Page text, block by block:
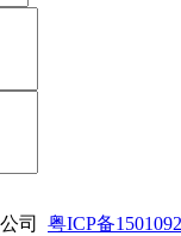
司 粤ICP备